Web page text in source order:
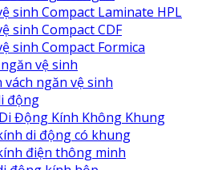
sinh Compact Laminate HPL
sinh Compact CDF
sinh Compact Formica
vệ sinh
ngăn vệ sinh
động
Động Kính Không Khung
di động có khung
điện thông minh